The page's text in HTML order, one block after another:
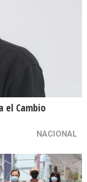
el Cambio
NACIONAL